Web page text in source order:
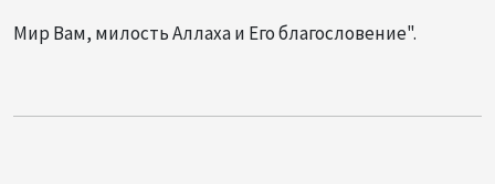
Мир Вам, милость Аллаха и Его благословение".